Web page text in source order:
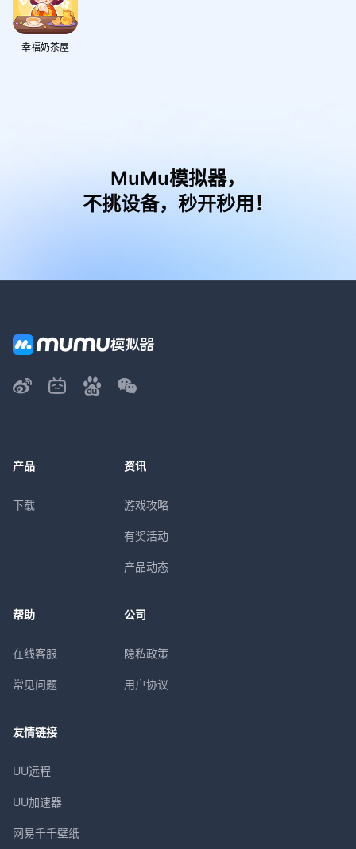
幸福奶茶屋
MuMu模拟器，
不挑设备，秒开秒用！
产品
下载
资讯
游戏攻略
有奖活动
产品动态
帮助
在线客服
常见问题
公司
隐私政策
用户协议
友情链接
UU远程
UU加速器
网易千千壁纸